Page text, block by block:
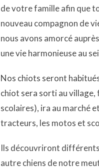
de votre famille afin que
nouveau compagnon de
nous avons amorcé
une vie harmonieuse au
Nos chiots seront
chiot sera sorti au village,
scolaires), ira au marché
tracteurs, les motos et
Ils découvriront
autre chiens de notre